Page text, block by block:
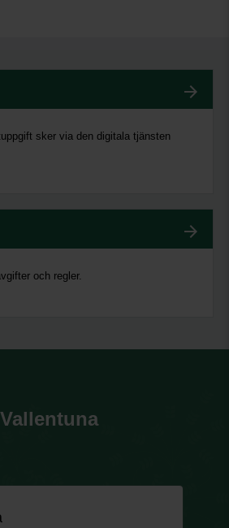
sker via den digitala tjänsten
och regler.